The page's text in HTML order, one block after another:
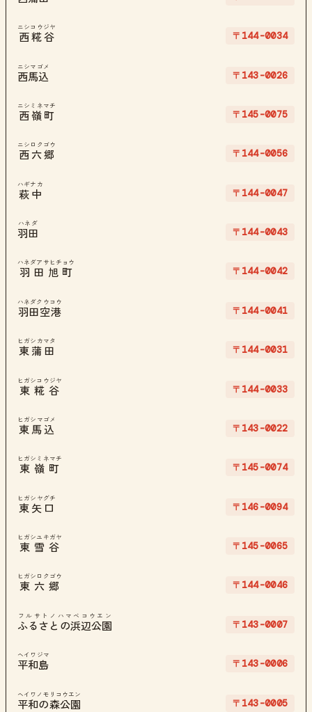
西糀谷
ニシコウジヤ
〒144-0034
西馬込
ニシマゴメ
〒143-0026
西嶺町
ニシミネマチ
〒145-0075
西六郷
ニシロクゴウ
〒144-0056
萩中
ハギナカ
〒144-0047
羽田
ハネダ
〒144-0043
羽田旭町
ハネダアサヒチョウ
〒144-0042
羽田空港
ハネダクウコウ
〒144-0041
東蒲田
ヒガシカマタ
〒144-0031
東糀谷
ヒガシコウジヤ
〒144-0033
東馬込
ヒガシマゴメ
〒143-0022
東嶺町
ヒガシミネマチ
〒145-0074
東矢口
ヒガシヤグチ
〒146-0094
東雪谷
ヒガシユキガヤ
〒145-0065
東六郷
ヒガシロクゴウ
〒144-0046
ふるさとの浜辺公園
フルサトノハマベコウエン
〒143-0007
平和島
ヘイワジマ
〒143-0006
平和の森公園
ヘイワノモリコウエン
〒143-0005